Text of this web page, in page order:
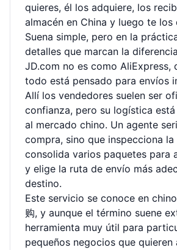
quieres, él los adquiere, los
almacén en China y luego te los
Suena simple, pero en la
detalles que marcan la
JD.com no es como AliExpress,
todo está pensado para envíos
Allí los vendedores suelen ser
confianza, pero su logística
al mercado chino. Un agente
compra, sino que inspecciona la
consolida varios paquetes para
y elige la ruta de envío más
destino.
Este servicio se conoce en
购, y aunque el término suene
herramienta muy útil para
pequeños negocios que quieren